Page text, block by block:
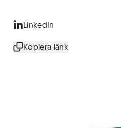
LinkedIn
Kopiera länk